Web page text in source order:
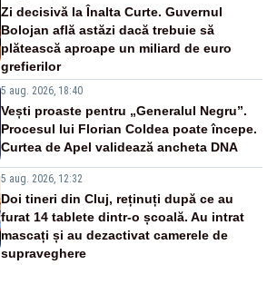
Zi decisivă la Înalta Curte. Guvernul
Bolojan află astăzi dacă trebuie să
plătească aproape un miliard de euro
grefierilor
5 aug. 2026, 18:40
Vești proaste pentru „Generalul Negru”.
Procesul lui Florian Coldea poate începe.
Curtea de Apel validează ancheta DNA
5 aug. 2026, 12:32
Doi tineri din Cluj, reținuți după ce au
furat 14 tablete dintr-o școală. Au intrat
mascați și au dezactivat camerele de
supraveghere